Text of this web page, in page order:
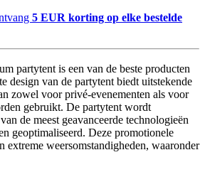
5 EUR korting op elke bestelde
partytent is een van de beste producten
design van de partytent biedt uitstekende
zowel voor privé-evenementen als voor
gebruikt. De partytent wordt
de meest geavanceerde technologieën
geoptimaliseerd. Deze promotionele
extreme weersomstandigheden, waaronder